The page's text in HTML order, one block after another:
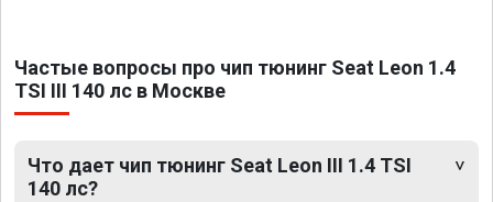
Частые вопросы про чип тюнинг Seat Leon 1.4
TSI III 140 лс в Москве
Что дает чип тюнинг Seat Leon III 1.4 TSI
140 лс?